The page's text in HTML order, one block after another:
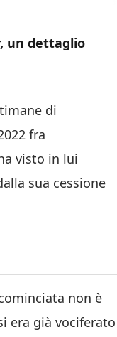
un dettaglio
di
fra
visto in lui
sua cessione
non è
era già vociferato